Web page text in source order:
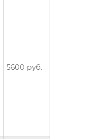
5600 руб.